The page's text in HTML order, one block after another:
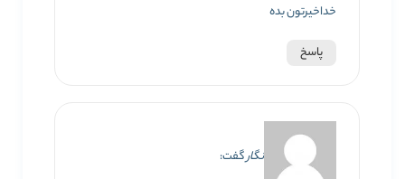
خداخیرتون بده
پاسخ
نگارگفت: